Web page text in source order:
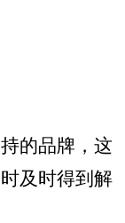
的品牌，这
及时得到解